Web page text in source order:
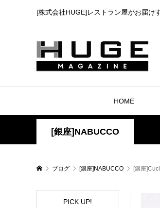
[株式会社HUGE]レストラン屋がお届け
HOME
[銀座]NABUCCO
ブログ [銀座]NABUCCO [銀座
PICK UP!